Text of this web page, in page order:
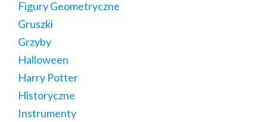
Figury Geometryczne
Gruszki
Grzyby
Halloween
Harry Potter
Historyczne
Instrumenty